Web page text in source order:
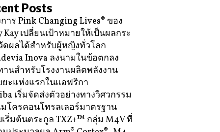
Posts
าร Pink Changing Lives® ของ
Kay เปลี่ยนเป้าหมายให้เป็นผลกระ
ดผลได้สำหรับผู้หญิงทั่วโลก
Inova ลงนามในข้อตกลง
นสำหรับโรงงานผลิตพลังงาน
ะแห่งแรกในแอฟริกา
เริ่มจัดส่งตัวอย่างทางวิศวกรรม
โครคอนโทรลเลอร์มาตรฐาน
ริ่มต้นตระกูล TXZ+™ กลุ่ม M4V ที่